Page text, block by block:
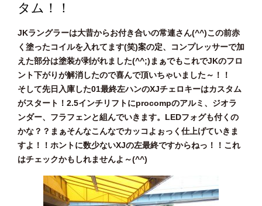
タム！！
JKラングラーは大昔からお付き合いの常連さん(^^)この前赤
く塗ったコイルを入れてます(笑)案の定、コンプレッサーで加
えた部分は塗装が剥がれました(^^;)まぁでもこれでJKのフロ
ント下がりが解消したので喜んで頂いちゃいました～！！
そして先日入庫した01最終左ハンのXJチェロキーはカスタム
がスタート！2.5インチリフトにprocompのアルミ、ジオラ
ンダー、フラフェンと組んでいきます。LEDフォグも付くの
かな？？まぁそんなこんなでカッコよぉっく仕上げていきま
すよ！！ホントに数少ないXJの左最終ですからねっ！！これ
はチェックかもしれませんよ～(^^)